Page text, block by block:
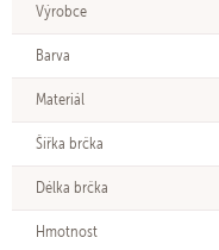
Výrobce
Barva
Materiál
Šířka brčka
Délka brčka
Hmotnost